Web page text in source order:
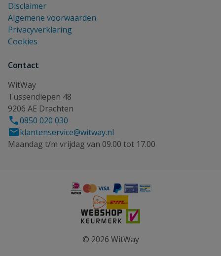
Disclaimer
Algemene voorwaarden
Privacyverklaring
Cookies
Contact
WitWay
Tussendiepen 48
9206 AE Drachten
0850 020 030
klantenservice@witway.nl
Maandag t/m vrijdag van 09.00 tot 17.00
© 2026 WitWay